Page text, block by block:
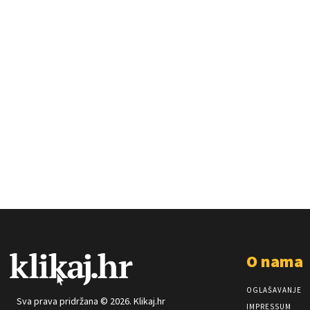
Sva prava pridržana © 2026. Klikaj.hr
O nama
OGLAŠAVANJE
IMPRESSUM